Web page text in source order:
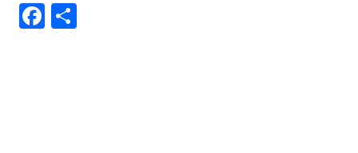
Facebook